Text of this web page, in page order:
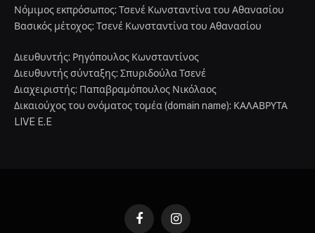
Νόμιμος εκπρόσωπος: Τσενέ Κωνσταντίνα του Αθανασίου
Βασικός μέτοχος: Τσενέ Κωνσταντίνα του Αθανασίου
Διευθυντής: Ρηγόπουλος Κωνσταντίνος
Διευθυντής σύνταξης: Σπυριδούλα Τσενέ
Διαχειριστής: Παπαβραμόπουλος Νικόλαος
Δικαιούχος του ονόματος τομέα (domain name): ΚΑΛΑΒΡΥΤΑ
LIVE E.E
FacebookInstagram